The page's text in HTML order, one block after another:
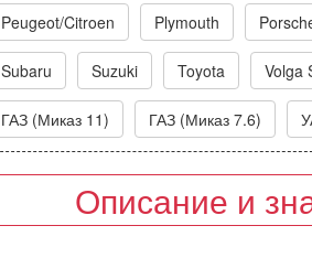
Peugeot/Citroen Plymouth
Subaru Suzuki Toyota Volga
ГАЗ (Миказ 11) ГАЗ (Миказ 7.6)
Описание и